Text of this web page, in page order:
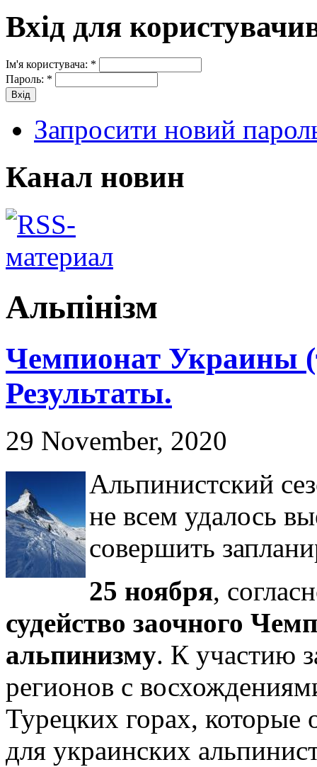
Вхід для
Ім'я користувача: *
Пароль: *
Запросити новий
Канал новин
Альпінізм
Чемпионат Украины
Результаты.
29 November, 2020
Альпинистский
не всем удалось
совершить
25 ноября,
судейство заочного
альпинизму. К участию
регионов с
Турецких горах, которые
для украинских